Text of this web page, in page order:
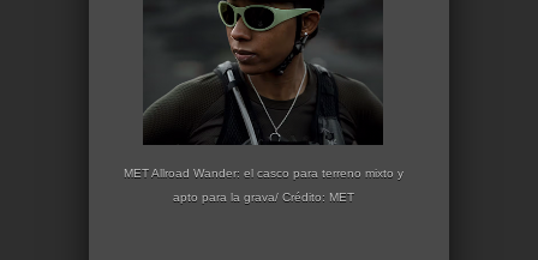
MET Allroad Wander: el casco para terreno mixto y
apto para la grava/ Crédito: MET